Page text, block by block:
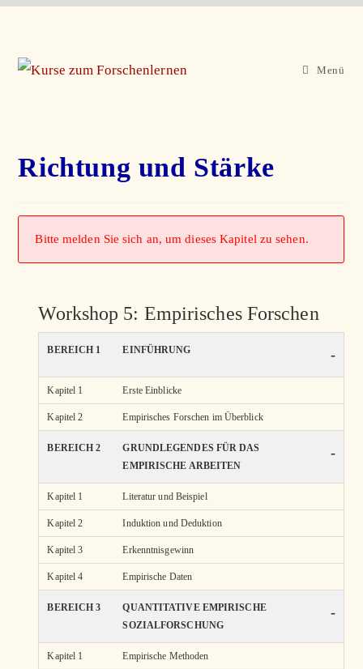
Zum
Menü
Richtung und Stärke
Bitte melden Sie sich an, um dieses Kapitel zu sehen.
Workshop 5: Empirisches Forschen
BEREICH 1 EINFÜHRUNG -
Kapitel 1 Erste Einblicke
Kapitel 2 Empirisches Forschen im Überblick
BEREICH 2
GRUNDLEGENDES FÜR DAS
EMPIRISCHE ARBEITEN
-
Kapitel 1 Literatur und Beispiel
Kapitel 2 Induktion und Deduktion
Kapitel 3 Erkenntnisgewinn
Kapitel 4 Empirische Daten
BEREICH 3
QUANTITATIVE EMPIRISCHE
SOZIALFORSCHUNG
-
Kapitel 1 Empirische Methoden